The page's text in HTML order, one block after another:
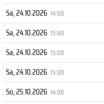
Sa, 24.10.2026 14:00
Sa, 24.10.2026 15:00
Sa, 24.10.2026 15:00
Sa, 24.10.2026 15:00
So, 25.10.2026 14:00